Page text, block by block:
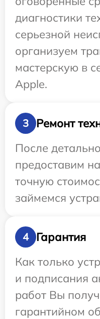
диагностики
серьезной
организуем
мастерскую в
Apple.
3
Ремонт
После
предоставим
точную
займемся
4
Гарантия
Как только
и подписания
работ Вы
гарантийном